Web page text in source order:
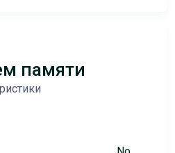
памяти